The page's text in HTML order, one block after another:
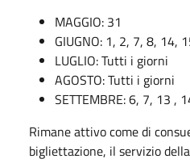
MAGGIO: 31
GIUGNO: 1, 2, 7, 8, 14,
LUGLIO: Tutti i giorni
AGOSTO: Tutti i giorni
SETTEMBRE: 6, 7, 13 ,
Rimane attivo come di
bigliettazione, il servizio